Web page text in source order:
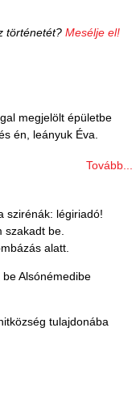
történetét? Mesélje el!
megjelölt épületbe
én, leányuk Éva.
Tovább...
szirénák: légiriadó!
be.
alatt.
Alsónémedibe
tulajdonába